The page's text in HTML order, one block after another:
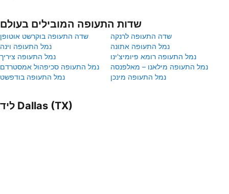
שדות התעופה המובילים בעולם
שדה התעופה בוקרשט אוטופן
שדה התעופה לרנקה
נמל התעופה וינה
נמל התעופה אתונה
נמל התעופה ציריך
נמל התעופה רומא פיומיצ'ינו
נמל התעופה סכיפהול אמסטרדם
נמל התעופה מילאנו – מאלפנסה
נמל התעופה בודפשט
נמל התעופה מינכן
ליד Dallas (TX)